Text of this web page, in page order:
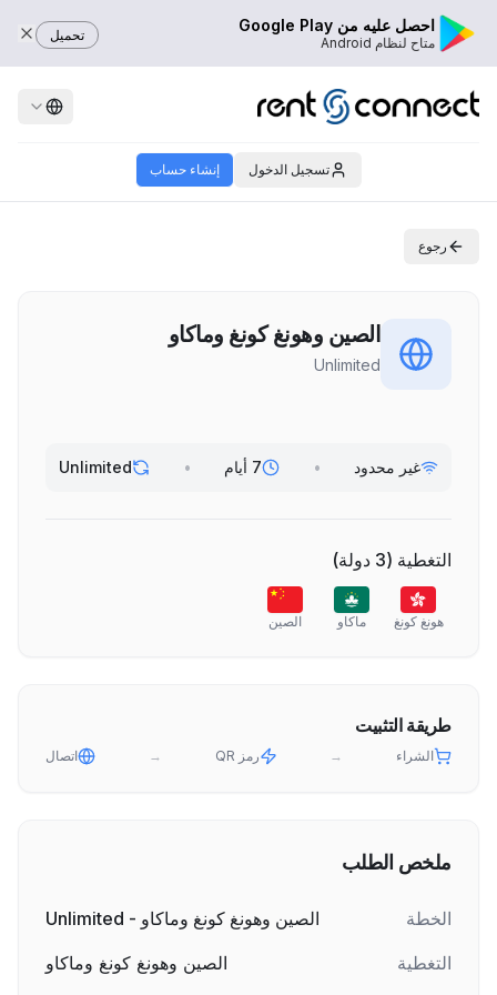
احصل عليه من Google Play
متاح لنظام Android تحميل
تسجيل الدخول إنشاء حساب
رجوع
الصين وهونغ كونغ وماكاو
Unlimited
غير محدود • 7 أيام •
Unlimited
التغطية (
3 دولة)
هونغ كونغ ماكاو الصين
طريقة التثبيت
الشراء → رمز QR → اتصال
ملخص الطلب
الخطة
الصين وهونغ كونغ وماكاو - Unlimited
التغطية
الصين وهونغ كونغ وماكاو